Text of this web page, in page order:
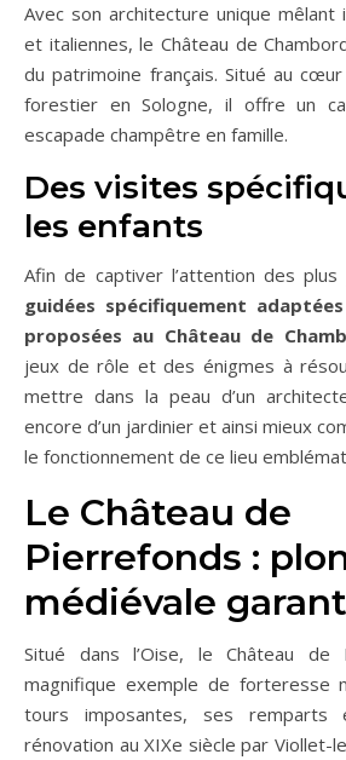
Avec son architecture unique mêlant
et italiennes, le Château de
du patrimoine français. Situé au cœur
forestier en Sologne, il offre un
escapade champêtre en famille.
Des visites
les enfants
Afin de captiver l’attention des plus
guidées spécifiquement
proposées au Château de
jeux de rôle et des énigmes à
mettre dans la peau d’un
encore d’un jardinier et ainsi mieux
le fonctionnement de ce lieu
Le Château de
Pierrefonds :
médiévale
Situé dans l’Oise, le Château de
magnifique exemple de forteresse
tours imposantes, ses remparts
rénovation au XIXe siècle par Viollet-